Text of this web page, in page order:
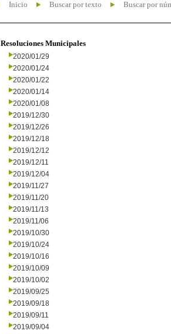
Inicio Buscar por texto Buscar por
Resoluciones Municipales
2020/01/29
2020/01/24
2020/01/22
2020/01/14
2020/01/08
2019/12/30
2019/12/26
2019/12/18
2019/12/12
2019/12/11
2019/12/04
2019/11/27
2019/11/20
2019/11/13
2019/11/06
2019/10/30
2019/10/24
2019/10/16
2019/10/09
2019/10/02
2019/09/25
2019/09/18
2019/09/11
2019/09/04